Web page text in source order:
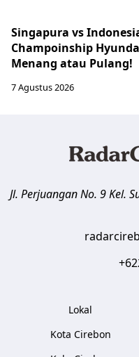
Singapura vs
Champoinship
Menang atau Pulang!
7 Agustus 2026
Jl. Perjuangan No. 9 Kel.
Lokal
Kota Cirebon